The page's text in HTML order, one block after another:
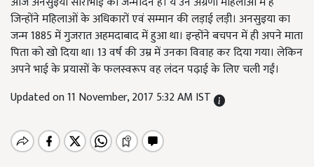
जिन्होंने महिलाओं के अधिकारों एवं सम्मान की लड़ाई लड़ी। अनसुइया का
जन्म 1885 में गुजरात अहमदाबाद में हुआ था। इन्होंने बचपन में ही अपने माता
पिता को खो दिया था। 13 वर्ष की उम्र में उनका विवाह कर दिया गया। लेकिन
अपने भाई के प्रयासों के फलस्वरूप वह लंदन पढ़ाई के लिए चली गईं।
Updated on 11 November, 2017 5:32 AM IST